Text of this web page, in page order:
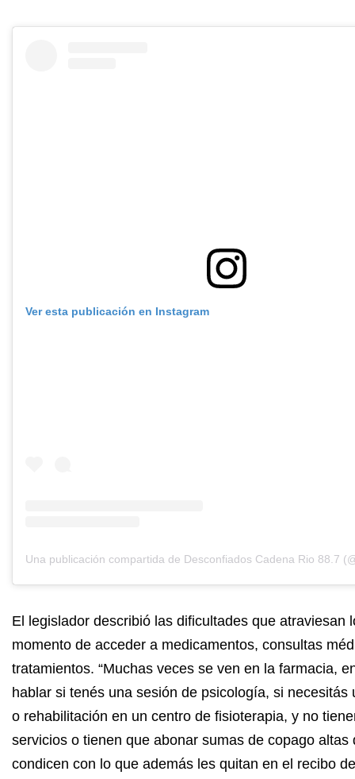
Ver esta publicación en Instagram
El legislador describió las dificultades que atraviesan
momento de acceder a medicamentos, consultas
tratamientos. “Muchas veces se ven en la farmacia,
hablar si tenés una sesión de psicología, si necesitás
o rehabilitación en un centro de fisioterapia, y no
servicios o tienen que abonar sumas de copago altas
condicen con lo que además les quitan en el recibo